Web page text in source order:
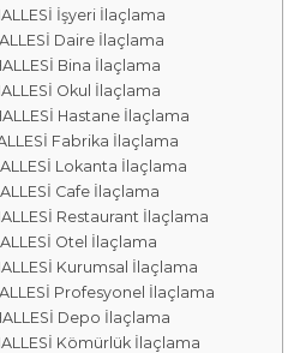
İşyeri İlaçlama
Daire İlaçlama
Bina İlaçlama
Okul İlaçlama
Hastane İlaçlama
Fabrika İlaçlama
Lokanta İlaçlama
Cafe İlaçlama
Restaurant İlaçlama
Otel İlaçlama
Kurumsal İlaçlama
Profesyonel İlaçlama
Depo İlaçlama
Kömürlük İlaçlama